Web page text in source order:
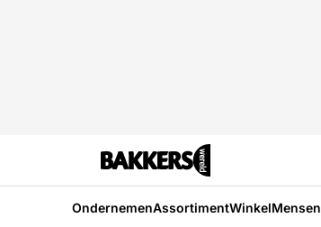
OndernemenAssortimentWinkelMensen